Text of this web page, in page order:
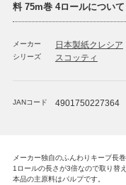
料 75m巻 4ロールについて
メーカー 日本製紙クレシア
シリーズ スコッティ
JANコード 4901750227364
メーカー独自のふんわりキープ長
1ロールの長さが3倍なので取り替
本品の主原料はパルプです。